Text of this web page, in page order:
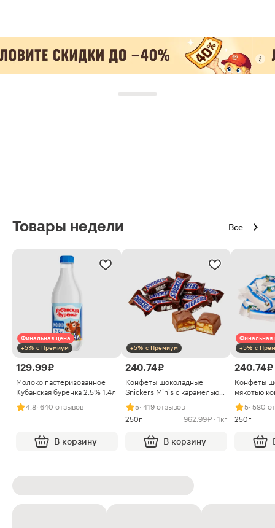
Товары недели Все
Финальная цена
+5% с Премиум
129.99 ₽
Молоко пастеризованное
Кубанская буренка 2.5% 1.4л
4.8· 640 отзывов
В корзину
+5% с Премиум
240.74 ₽
Конфеты шоколадные
Snickers Minis с карамелью
арахисом и нугой
5· 419 отзывов
250г
962.99 ₽ · 1кг
В корзину
Финальная
+5% с
240.74 ₽
Конфеты
мякотью
5· 580
250г